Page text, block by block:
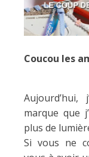
Coucou les
marque que
plus de
Si vous ne